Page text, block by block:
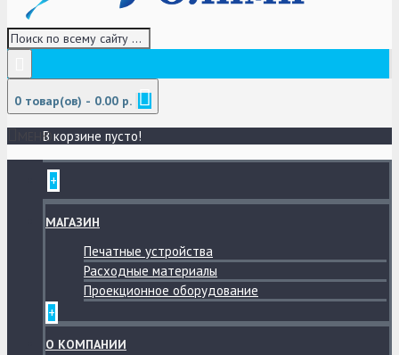
0 товар(ов) - 0.00 р.
В корзине пусто!
МЕНЮ
+
МАГАЗИН
Печатные устройства
Расходные материалы
Проекционное оборудование
+
О КОМПАНИИ